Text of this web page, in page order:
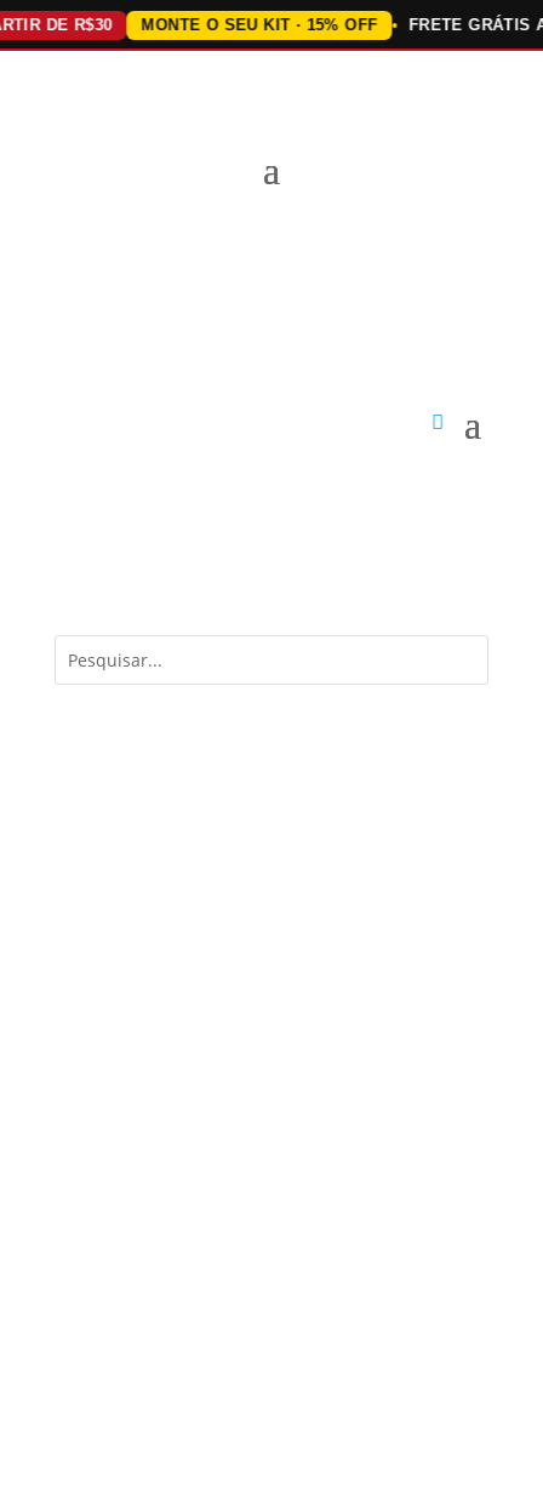
R$30 MONTE O SEU KIT · 15% OFF FRETE GRÁTIS